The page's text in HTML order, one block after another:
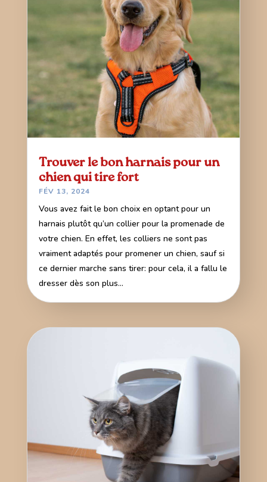
Trouver le bon harnais pour un
chien qui tire fort
FÉV 13, 2024
Vous avez fait le bon choix en optant pour un
harnais plutôt qu’un collier pour la promenade de
votre chien. En effet, les colliers ne sont pas
vraiment adaptés pour promener un chien, sauf si
ce dernier marche sans tirer: pour cela, il a fallu le
dresser dès son plus...